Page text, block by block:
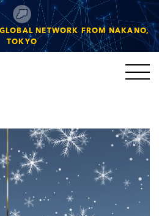
NETWORK FROM NAKANO,
TOKYO